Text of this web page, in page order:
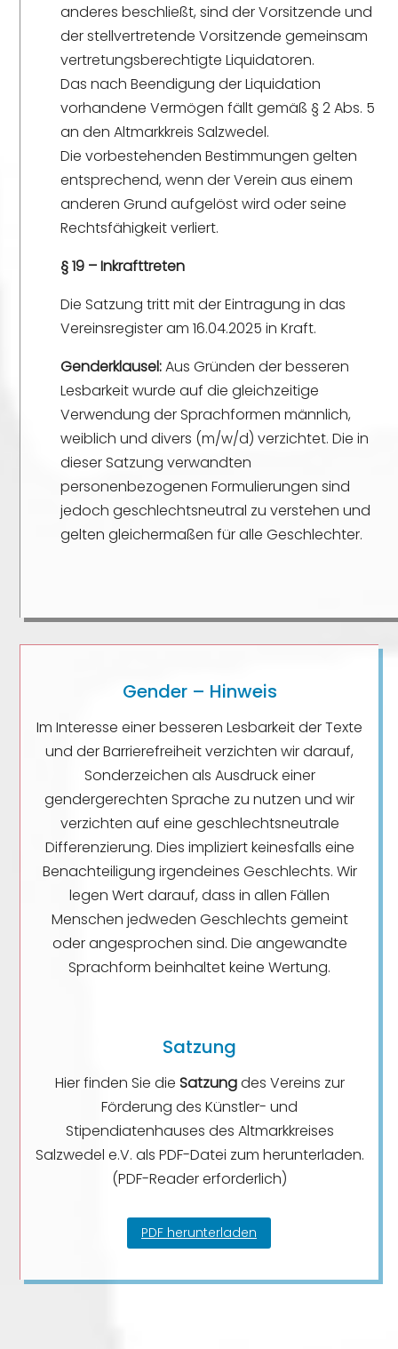
anderes beschließt, sind der Vorsitzende und
der stellvertretende Vorsitzende gemeinsam
vertretungsberechtigte Liquidatoren.
Das nach Beendigung der Liquidation
vorhandene Vermögen fällt gemäß § 2 Abs. 5
an den Altmarkkreis Salzwedel.
Die vorbestehenden Bestimmungen gelten
entsprechend, wenn der Verein aus einem
anderen Grund aufgelöst wird oder seine
Rechtsfähigkeit verliert.
§ 19 – Inkrafttreten
Die Satzung tritt mit der Eintragung in das
Vereinsregister am 16.04.2025 in Kraft.
Genderklausel:Aus Gründen der besseren
Lesbarkeit wurde auf die gleichzeitige
Verwendung der Sprachformen männlich,
weiblich und divers (m/w/d) verzichtet. Die in
dieser Satzung verwandten
personenbezogenen Formulierungen sind
jedoch geschlechtsneutral zu verstehen und
gelten gleichermaßen für alle Geschlechter.
Gender – Hinweis
Im Interesse einer besseren Lesbarkeit der Texte
und der Barrierefreiheit verzichten wir darauf,
Sonderzeichen als Ausdruck einer
gendergerechten Sprache zu nutzen und wir
verzichten auf eine geschlechtsneutrale
Differenzierung. Dies impliziert keinesfalls eine
Benachteiligung irgendeines Geschlechts. Wir
legen Wert darauf, dass in allen Fällen
Menschen jedweden Geschlechts gemeint
oder angesprochen sind. Die angewandte
Sprachform beinhaltet keine Wertung.
Satzung
Hier finden Sie die Satzungdes Vereins zur
Förderung des Künstler- und
Stipendiatenhauses des Altmarkkreises
Salzwedel e.V. als PDF-Datei zum herunterladen.
(PDF-Reader erforderlich)
PDF herunterladen